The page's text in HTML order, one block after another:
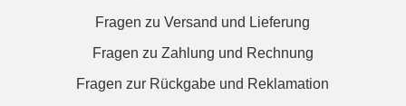
Fragen zu Versand und Lieferung
Fragen zu Zahlung und Rechnung
Fragen zur Rückgabe und Reklamation